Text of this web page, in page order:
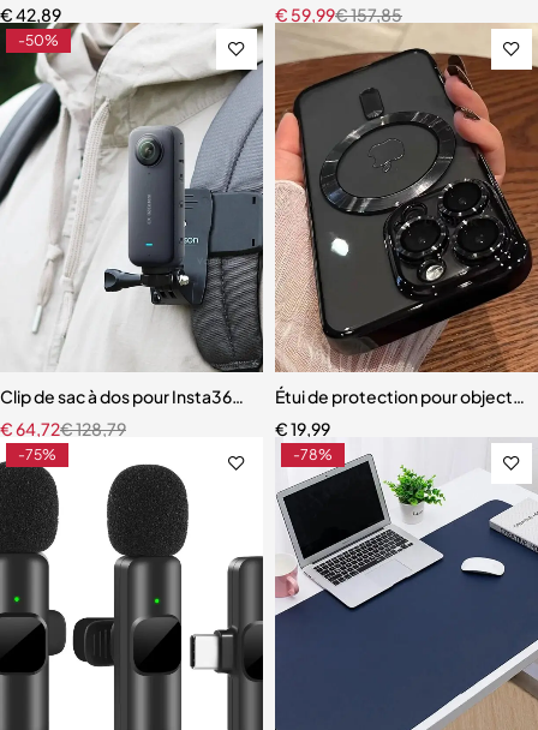
€42,89
€157,85
€ 59,99
-50%
Clip de sac à dos pour Insta360 x3, pour GoPro Hero 11 10 9 caméra
€128,79
€64,72
Étui de protection pour objectif
€19,99
-75% -78%